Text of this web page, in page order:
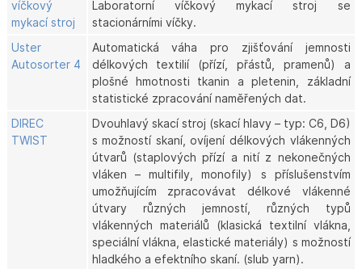
víčkový
mykací stroj
Laboratorní víčkový mykací stroj se
stacionárními víčky.
Uster
Autosorter 4
Automatická váha pro zjišťování jemnosti
délkových textilií (přízí, přástů, pramenů) a
plošné hmotnosti tkanin a pletenin, základní
statistické zpracování naměřených dat.
DIREC
TWIST
Dvouhlavý skací stroj (skací hlavy – typ: C6, D6)
s možností skaní, ovíjení délkových vlákenných
útvarů (staplových přízí a nití z nekonečných
vláken – multifily, monofily) s příslušenstvím
umožňujícím zpracovávat délkové vlákenné
útvary různých jemností, různých typů
vlákenných materiálů (klasická textilní vlákna,
speciální vlákna, elastické materiály) s možností
hladkého a efektního skaní. (slub yarn).